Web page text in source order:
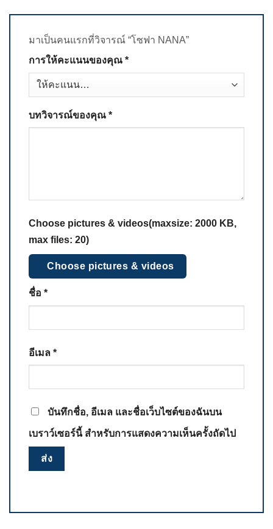
มาเป็นคนแรกที่วิจารณ์ “โซฟา NANA”
การให้คะแนนของคุณ *
บทวิจารณ์ของคุณ *
Choose pictures & videos(maxsize: 2000 KB,
max files: 20)
Choose pictures & videos
ชื่อ *
อีเมล *
บันทึกชื่อ, อีเมล และชื่อเว็บไซต์ของฉันบน
เบราว์เซอร์นี้ สำหรับการแสดงความเห็นครั้งถัดไป